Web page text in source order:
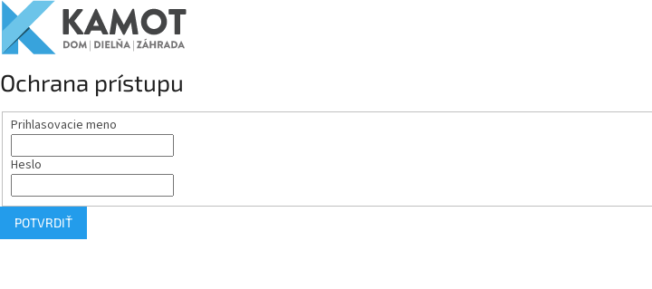
Ochrana prístupu
Prihlasovacie meno
Heslo
POTVRDIŤ